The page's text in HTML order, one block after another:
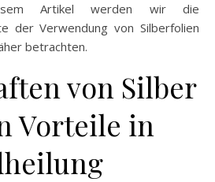
Artikel werden wir die
der Verwendung von Silberfolien
betrachten.
von Silber
Vorteile in